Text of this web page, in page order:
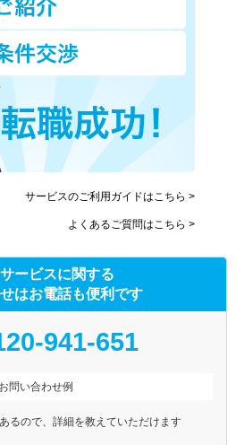
南海空港線
北大阪急行電鉄
大阪高速鉄道大阪モノレール
都
阪堺電気軌道上町線
能勢電鉄妙見線
サービスのご利用ガイドはこちら >
よくあるご質問はこちら >
ービスに関する
はお電話も便利です
941-651
お問い合わせ例
るので、詳細を教えていただけます